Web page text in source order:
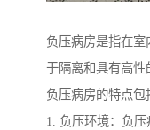
负压病房是指在室
于隔离和具有高性
负压病房的特点包
1. 负压环境：负